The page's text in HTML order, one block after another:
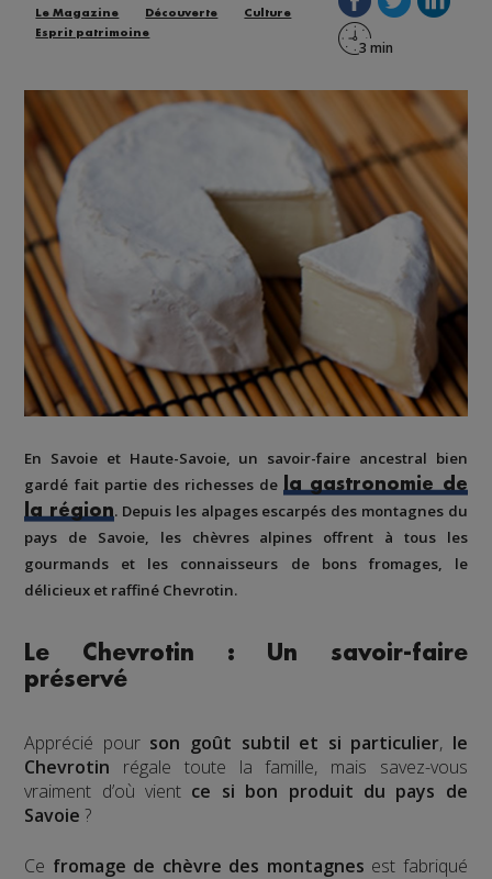
Le Magazine Découverte
Culture
Esprit patrimoine
En Savoie et Haute-Savoie, un savoir-faire ancestral bien
gardé fait partie des richesses de
la gastronomie de
la région. Depuis les alpages escarpés des montagnes du
pays de Savoie, les chèvres alpines offrent à tous les
gourmands et les connaisseurs de bons fromages, le
délicieux et raffiné Chevrotin.
Le Chevrotin : Un savoir-faire
préservé
Apprécié pour son goût subtil et si particulier, le
Chevrotin régale toute la famille, mais savez-vous
vraiment d’où vient ce si bon produit du pays de
Savoie ?
Ce fromage de chèvre des montagnes est fabriqué